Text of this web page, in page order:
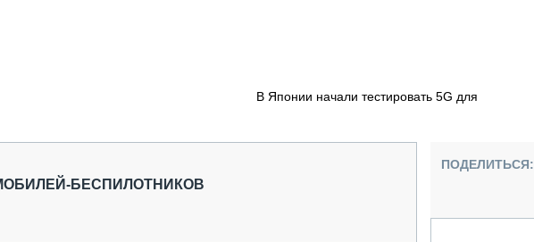
БЛИЖАЙШИЕ МЕРОПРИЯТИЯ
ПОДЪЁМНАЯ ТЕХНИКА
ПАССАЖИРСКИЙ ТРАНСПОРТ
В Японии начали тестировать 5G для
БЕСПИЛОТНИКОВ
ПОДЕЛИТЬСЯ: